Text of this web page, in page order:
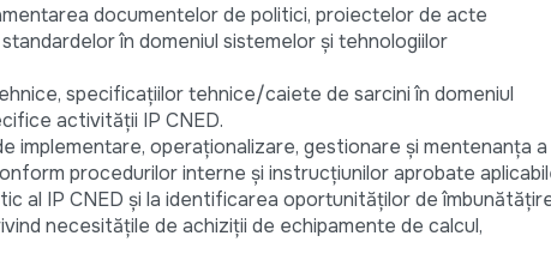
documentelor de politici, proiectelor de acte
în domeniul sistemelor și tehnologiilor
specificațiilor tehnice/caiete de sarcini în domeniul
activității IP CNED.
implementare, operaționalizare, gestionare și mentenanța a
procedurilor interne și instrucțiunilor aprobate
al IP CNED și la identificarea oportunităților de
necesitățile de achiziții de echipamente de calcul,